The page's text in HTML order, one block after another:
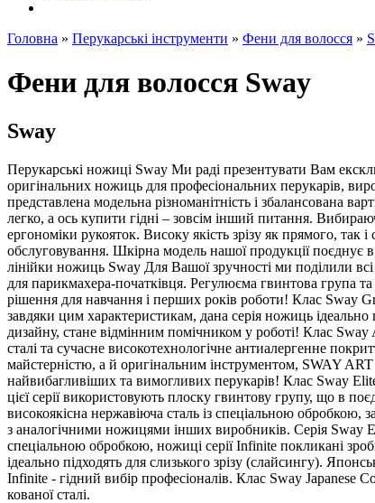
Головна » Перукарські інструменти » Фени для волосся »
Фени для волосся Sway
Sway
Перукарські ножиці Sway Ми раді презентувати Вам
оригінальних ножиць для професіональних перукарів,
представлена ​​модельна різноманітність і збалансована
легко, а ось купити гідні – зовсім інший питання.
ергономіки рукояток. Високу якість зрізу як прямого,
обслуговування. Шкірна модель нашої продукції
лінійки ножиць Sway Для Вашої зручності ми поділили
для парикмахера-початківця. Регулюєма гвинтова група
рішення для навчання і перших років роботи! Клас Sway
завдяки цим характеристикам, дана серія ножиць ідеально
дизайну, стане відмінним помічником у роботі! Клас
сталі та сучасне високотехнологічне антиалергенне
майстерністю, а й оригінальним інструментом, SWAY
найвибагливіших та вимогливих перукарів! Клас Sway
цієї серії використовують плоску гвинтову групу, що в
високоякісна нержавіюча сталь із спеціальною обробкою,
з аналогічними ножицями інших виробників. Серія Sway
спеціальною обробкою, ножиці серії Infinite покликані
ідеально підходять для слизького зрізу (слайсингу).
Infinite - гідний вибір професіоналів. Клас Sway Japanese
кованої сталі.